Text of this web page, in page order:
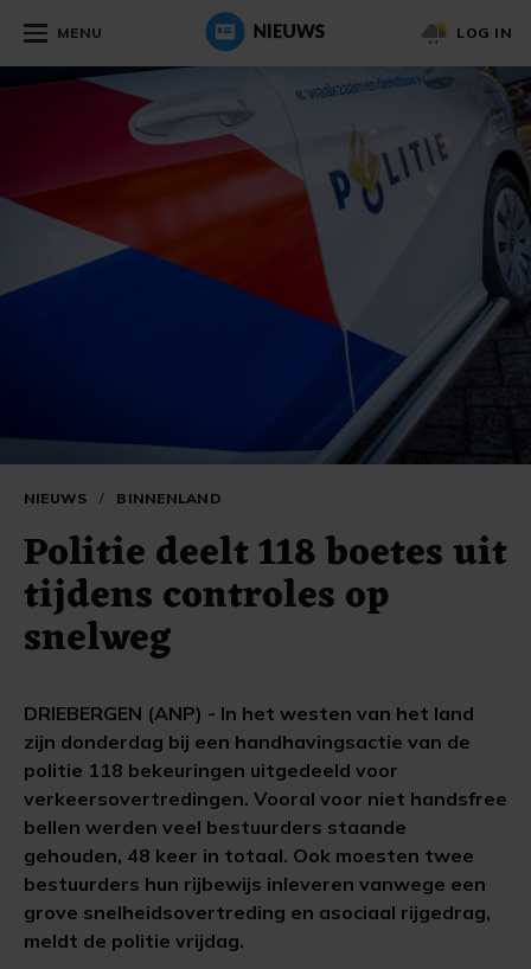
MENU LOG IN
NIEUWS / BINNENLAND
Politie deelt 118 boetes uit
tijdens controles op
snelweg
DRIEBERGEN (ANP) - In het westen van het land
zijn donderdag bij een handhavingsactie van de
politie 118 bekeuringen uitgedeeld voor
verkeersovertredingen. Vooral voor niet handsfree
bellen werden veel bestuurders staande
gehouden, 48 keer in totaal. Ook moesten twee
bestuurders hun rijbewijs inleveren vanwege een
grove snelheidsovertreding en asociaal rijgedrag,
meldt de politie vrijdag.